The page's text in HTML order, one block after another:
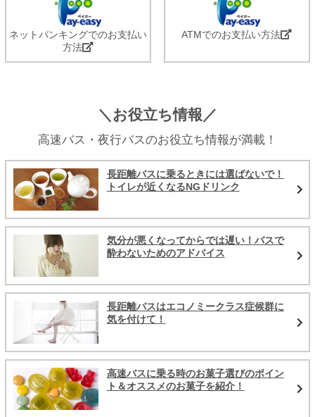
ネットバンキングでのお支払い
方法
ATMでのお支払い方法
＼お役立ち情報／
高速バス・夜行バスのお役立ち情報が満載！
長距離バスに乗るときには選ばないで！
トイレが近くなるNGドリンク
気分が悪くなってからでは遅い！バスで
酔わないためのアドバイス
長距離バスはエコノミークラス症候群に
気を付けて！
高速バスに乗る時のお菓子選びのポイン
ト＆オススメのお菓子を紹介！